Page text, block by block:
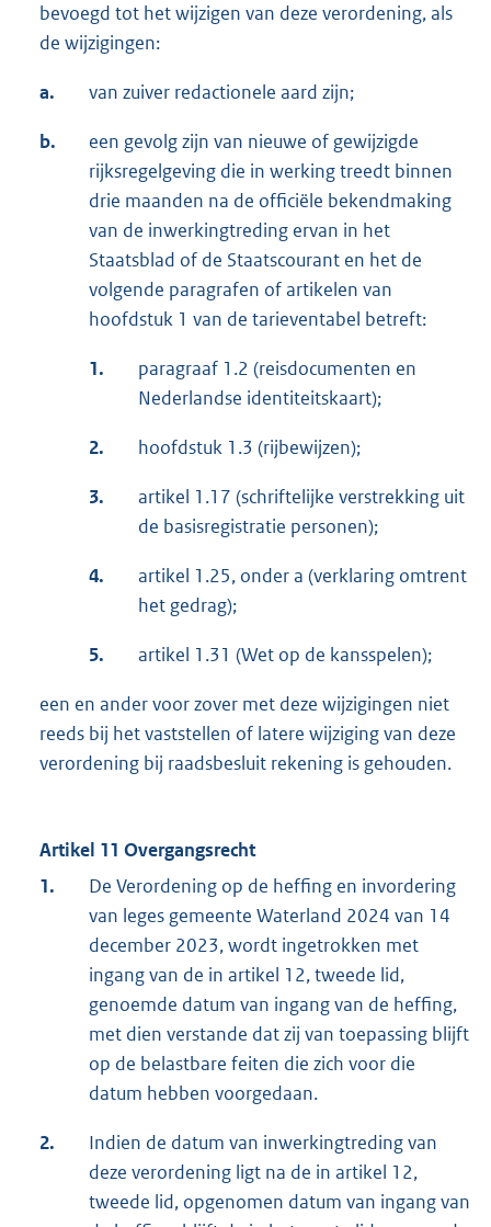
bevoegd tot het wijzigen van deze verordening, als
de wijzigingen:
a. van zuiver redactionele aard zijn;
b.
een gevolg zijn van nieuwe of gewijzigde
rijksregelgeving die in werking treedt binnen
drie maanden na de officiële bekendmaking
van de inwerkingtreding ervan in het
Staatsblad of de Staatscourant en het de
volgende paragrafen of artikelen van
hoofdstuk 1 van de tarieventabel betreft:
1.
paragraaf 1.2 (reisdocumenten en
Nederlandse identiteitskaart);
2. hoofdstuk 1.3 (rijbewijzen);
3.
artikel 1.17 (schriftelijke verstrekking uit
de basisregistratie personen);
4.
artikel 1.25, onder a (verklaring omtrent
het gedrag);
5. artikel 1.31 (Wet op de kansspelen);
een en ander voor zover met deze wijzigingen niet
reeds bij het vaststellen of latere wijziging van deze
verordening bij raadsbesluit rekening is gehouden.
Artikel 11 Overgangsrecht
1.
De Verordening op de heffing en invordering
van leges gemeente Waterland 2024 van 14
december 2023, wordt ingetrokken met
ingang van de in artikel 12, tweede lid,
genoemde datum van ingang van de heffing,
met dien verstande dat zij van toepassing blijft
op de belastbare feiten die zich voor die
datum hebben voorgedaan.
2.
Indien de datum van inwerkingtreding van
deze verordening ligt na de in artikel 12,
tweede lid, opgenomen datum van ingang van